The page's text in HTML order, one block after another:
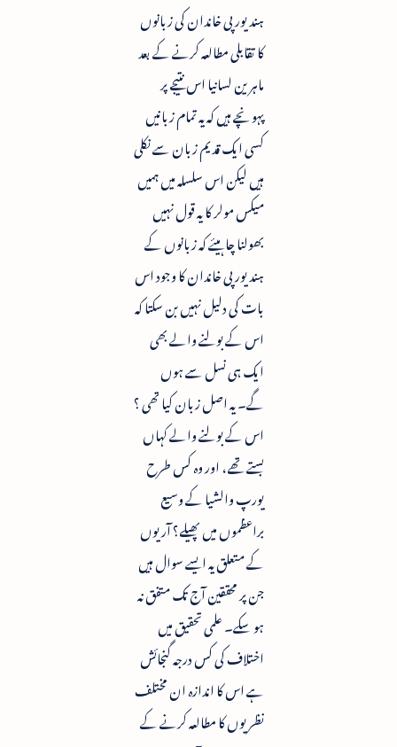
ہند یورپی خاندان کی زبانوں
کا تقابلی مطالعہ کرنے کے بعد
ماہرین لسانیا اس نتیجے پر
پہونچے ہیں کہ یہ تمام زبانیں
کسی ایک قدیم زبان سے نکلی
ہیں لیکن اس سلسلہ میں ہمیں
میکس مولر کا یہ قول نہیں
بھولنا چاہیئے کہ زبانوں کے
ہند یورپی خاندان کا وجود اس
بات کی دلیل نہیں بن سکتا کہ
اس کے بولنے والے بھی
ایک ہی نسل سے ہوں
گے۔ یہ اصل زبان کیا تھی ؟
اس کے بولنے والے کہاں
بستے تھے ، اور وہ کس طرح
یورپ والشيا کے وسیع
براعظموں میں پھیلے؟ آریوں
کے متعلق یہ ایسے سوال ہیں
جن پر محققین آج تک متفق نہ
ہو سکے۔ علمی تحقیق میں
اختلاف کی کس درجہ گنجائش
ہے اس کا اندازہ ان مختلف
نظریوں کا مطالعہ کرنے کے